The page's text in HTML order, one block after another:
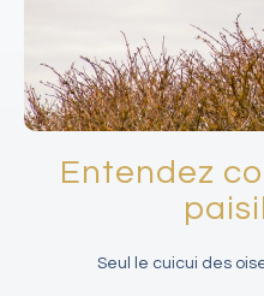
Entendez
Seul le cuicui des